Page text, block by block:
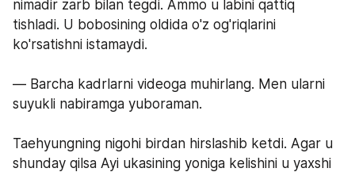
nimadir zarb bilan tegdi. Ammo u labini qattiq
tishladi. U bobosining oldida o'z og'riqlarini
ko'rsatishni istamaydi.
— Barcha kadrlarni videoga muhirlang. Men ularni
suyukli nabiramga yuboraman.
Taehyungning nigohi birdan hirslashib ketdi. Agar u
shunday qilsa Ayi ukasining yoniga kelishini u yaxshi